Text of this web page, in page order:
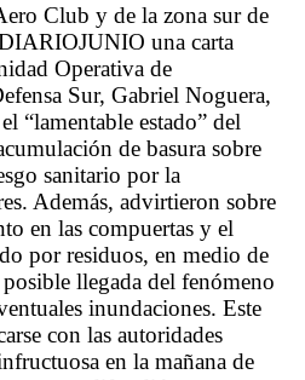
Club y de la zona sur de
una carta
Operativa de
Sur, Gabriel Noguera,
“lamentable estado” del
de basura sobre
sanitario por la
Además, advirtieron sobre
en las compuertas y el
por residuos, en medio de
llegada del fenómeno
inundaciones. Este
con las autoridades
en la mañana de